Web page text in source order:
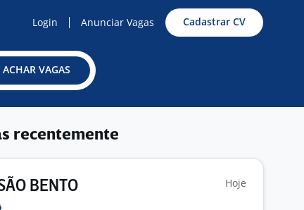
Login Anunciar Vagas Cadastrar CV
ACHAR VAGAS
recentemente
BENTO Hoje